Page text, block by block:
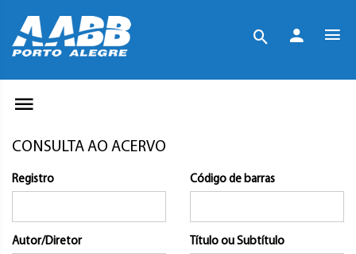
CONSULTA AO ACERVO
Registro Código de barras
Autor/Diretor Título ou Subtítulo